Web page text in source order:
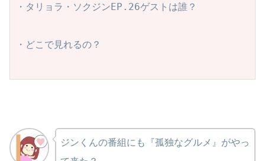
・タリョラ・ソクジンEP.26ゲストは誰？
・どこで見れるの？
ジンくんの番組にも『孤独なグルメ』がやっ